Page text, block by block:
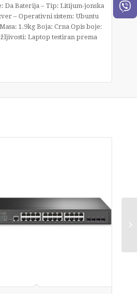
Da Baterija – Tip: Litijum-jonska
– Operativni sistem: Ubuntu
1.9kg Boja: Crna Opis boje:
Laptop testiran prema